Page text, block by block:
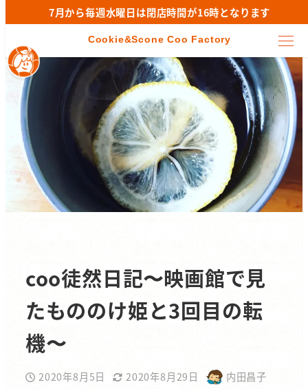
7月から毎週水曜日は閉店時間が16時となります
coo徒然日記〜映画館で見
たもののけ姫と3回目の転
機〜
投稿日
2020年8月5日
更新日
2020年8月29日
著
内田昌子